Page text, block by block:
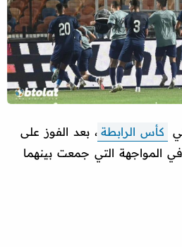
كأس الرابطة ، بعد الفوز على
دجلة بنتيجة 1-0، في المواجهة التي جمعت بينهما